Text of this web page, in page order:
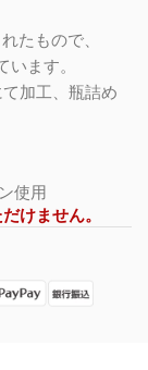
たもので、
ます。
加工、瓶詰め
使用
けません。